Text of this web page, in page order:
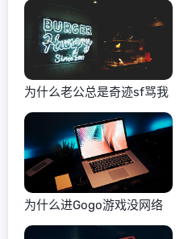
为什么老公总是奇迹sf骂我
为什么进Gogo游戏没网络